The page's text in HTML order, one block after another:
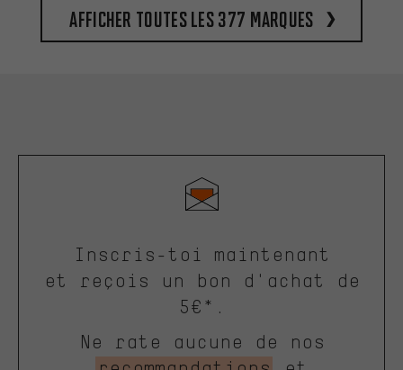
Afficher toutes les 377 marques
Inscris-toi maintenant
et reçois un bon d'achat de
5€*.
Ne rate aucune de nos